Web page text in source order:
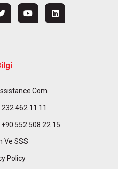
232 462 11 11
+90 552 508 22 15
Ve SSS
Policy